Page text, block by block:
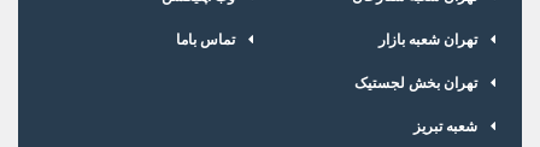
سایز رزوه 14
نوع واشر
ترمینال
تهران شعبه بازار
تهران بخش لجستیک
شعبه تبریز
تماس باما